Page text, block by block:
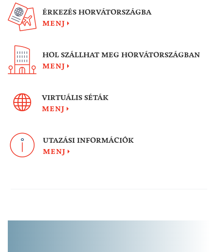
ÉRKEZÉS HORVÁTORSZÁGBA
MENJ
HOL SZÁLLHAT MEG HORVÁTORSZÁGBAN
MENJ
VIRTUÁLIS SÉTÁK
MENJ
UTAZÁSI INFORMÁCIÓK
MENJ